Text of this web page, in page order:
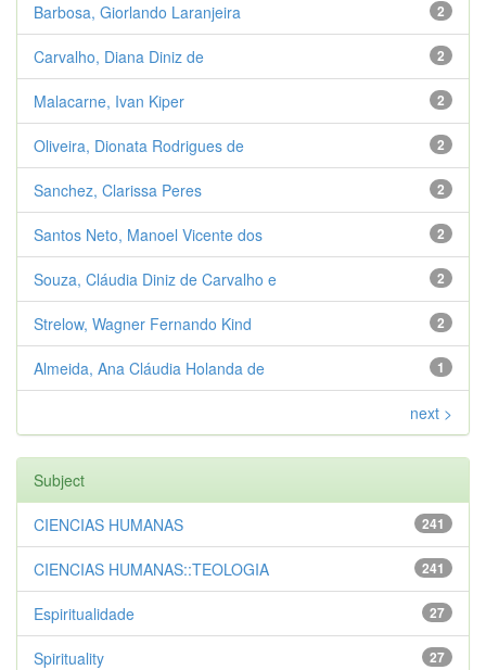
2
Barbosa, Giorlando Laranjeira
2
Carvalho, Diana Diniz de
2
Malacarne, Ivan Kiper
2
Oliveira, Dionata Rodrigues de
2
Sanchez, Clarissa Peres
2
Santos Neto, Manoel Vicente dos
2
Souza, Cláudia Diniz de Carvalho e
2
Strelow, Wagner Fernando Kind
1
Almeida, Ana Cláudia Holanda de
next >
Subject
241
CIENCIAS HUMANAS
241
CIENCIAS HUMANAS::TEOLOGIA
27
Espiritualidade
27
Spirituality